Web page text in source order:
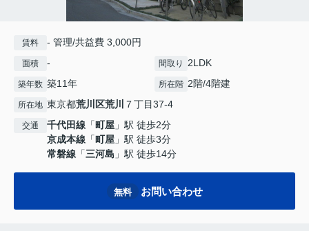
賃料 - 管理/共益費 3,000円
面積 - 間取り 2LDK
築年数 築11年 所在階 2階/4階建
所在地 東京都荒川区荒川 ７丁目37-4
交通 千代田線 「町屋 」駅 徒歩2分
京成本線 「町屋 」駅 徒歩3分
常磐線 「三河島 」駅 徒歩14分
無料 お問い合わせ